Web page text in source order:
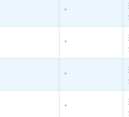
*
*
*
*